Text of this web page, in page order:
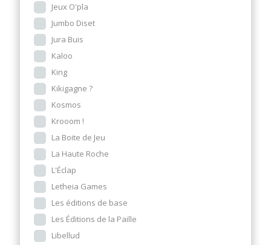
Jeux O'pla
Jumbo Diset
Jura Buis
Kaloo
King
Kikigagne ?
Kosmos
Krooom !
La Boite de Jeu
La Haute Roche
L'Éclap
Letheia Games
Les éditions de base
Les Éditions de la Paille
Libellud